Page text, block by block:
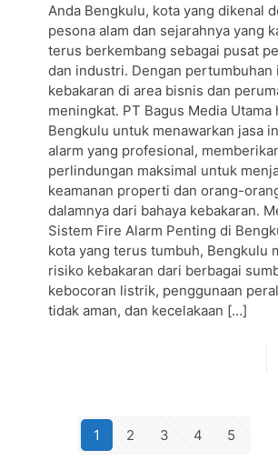
Anda Bengkulu, kota yang dikenal
pesona alam dan sejarahnya yang
terus berkembang sebagai pusat
dan industri. Dengan pertumbuhan
kebakaran di area bisnis dan
meningkat. PT Bagus Media Utama
Bengkulu untuk menawarkan jasa
alarm yang profesional,
perlindungan maksimal untuk
keamanan properti dan orang-
dalamnya dari bahaya kebakaran.
Sistem Fire Alarm Penting di
kota yang terus tumbuh, Bengkulu
risiko kebakaran dari berbagai
kebocoran listrik, penggunaan
tidak aman, dan kecelakaan […]
1 2 3 4 5